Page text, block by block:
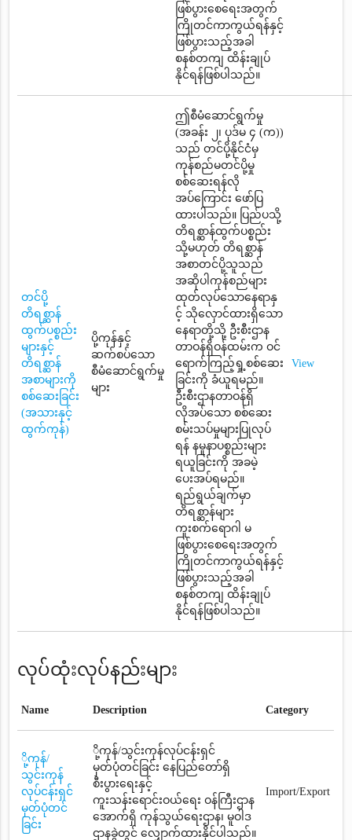
ဖြစ်ပွားစေရေးအတွက်
ကြိုတင်ကာကွယ်ရန်နှင့်
ဖြစ်ပွားသည့်အခါ
စနစ်တကျ ထိန်းချုပ်
နိုင်ရန်ဖြစ်ပါသည်။
တင်ပို့
တိရစ္ဆာန်
ထွက်ပစ္စည်း
များနှင့်
တိရစ္ဆာန်
အစာများကို
စစ်ဆေးခြင်း
(အသားနှင့်
ထွက်ကုန်)
ပို့ကုန်နှင့်
ဆက်စပ်သော
စီမံဆောင်ရွက်မှု
များ
ဤစီမံဆောင်ရွက်မှု
(အခန်း ၂၊ ပုဒ်မ ၄ (က))
သည် တင်ပို့နိုင်ငံမှ
ကုန်စည်မတင်ပို့မှု
စစ်ဆေးရန်လို
အပ်ကြောင်း ဖော်ပြ
ထားပါသည်။ ပြည်ပသို့
တိရစ္ဆာန်ထွက်ပစ္စည်း
သို့မဟုတ် တိရစ္ဆာန်
အစာတင်ပို့သူသည်
အဆိုပါကုန်စည်များ
ထုတ်လုပ်သောနေရာနှ
င့် သိုလှောင်ထားရှိသော
နေရာတို့သို့ ဦးစီးဌာန
တာဝန်ရှိဝန်ထမ်းက ဝင်
ရောက်ကြည့်ရှု့စစ်ဆေး
ခြင်းကို ခံယူရမည်။
ဦးစီးဌာနတာဝန်ရှိ
လိုအပ်သော စစ်ဆေး
စမ်းသပ်မှုများပြုလုပ်
ရန် နမူနာပစ္စည်းများ
ရယူခြင်းကို အခမဲ့
ပေးအပ်ရမည်။
ရည်ရွယ်ချက်မှာ
တိရစ္ဆာန်များ
ကူးစက်ရောဂါ မ
ဖြစ်ပွားစေရေးအတွက်
ကြိုတင်ကာကွယ်ရန်နှင့်
ဖြစ်ပွားသည့်အခါ
စနစ်တကျ ထိန်းချုပ်
နိုင်ရန်ဖြစ်ပါသည်။
View
လုပ်ထုံးလုပ်နည်းများ
Name Description Category
ို့ကုန်/
သွင်းကုန်
လုပ်ငန်းရှင်
မှတ်ပုံတင်
ခြင်း
ို့ကုန်/သွင်းကုန်လုပ်ငန်းရှင်
မှတ်ပုံတင်ခြင်း နေပြည်တော်ရှိ
စီးပွားရေးနှင့်
ကူးသန်းရောင်းဝယ်ရေး ဝန်ကြီးဌာန
အောက်ရှိ ကုန်သွယ်ရေးဌာန၊ မူဝါဒ
ဌာနခွဲတွင် လျှောက်ထားနိုင်ပါသည်။
Import/Export